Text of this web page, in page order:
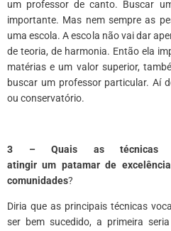
um professor de canto. Buscar
importante. Mas nem sempre as
uma escola. A escola não vai dar
de teoria, de harmonia. Então ela
matérias e um valor superior,
buscar um professor particular. Aí
ou conservatório.
3 – Quais as técnicas
atingir um patamar de
comunidades?
Diria que as principais técnicas
ser bem sucedido, a primeira